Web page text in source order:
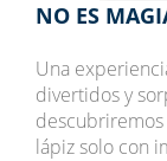
NO ES
Una
divertidos y
lápiz solo con